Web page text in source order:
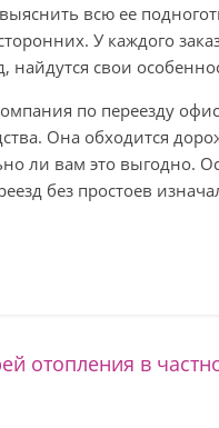
всю ее
У каждого
найдутся свои
по переезду
Она обходится
ли вам это выгодно.
без простоев
отопления в